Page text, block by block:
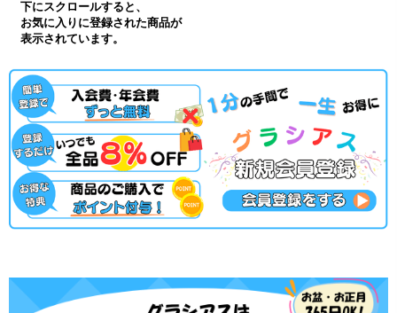
下にスクロールすると、
お気に入りに登録された商品が
表示されています。